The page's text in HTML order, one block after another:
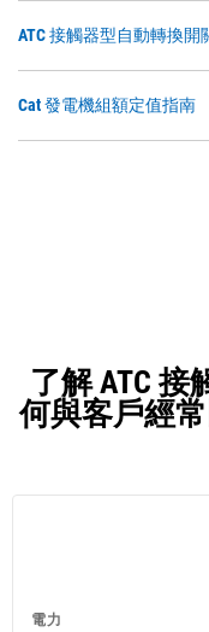
ATC 接觸器型自動轉換開
Cat 發電機組額定值指南
了解 ATC
何與客戶經
電力